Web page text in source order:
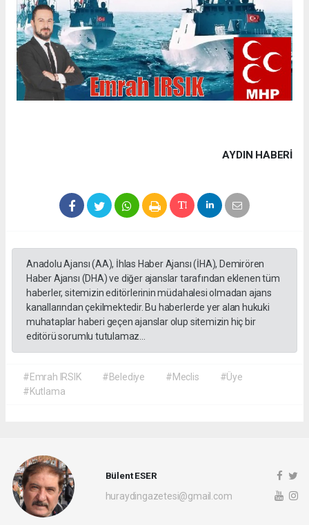
AYDIN HABERİ
Anadolu Ajansı (AA), İhlas Haber Ajansı (İHA), Demirören
Haber Ajansı (DHA) ve diğer ajanslar tarafından eklenen tüm
haberler, sitemizin editörlerinin müdahalesi olmadan ajans
kanallarından çekilmektedir. Bu haberlerde yer alan hukuki
muhataplar haberi geçen ajanslar olup sitemizin hiç bir
editörü sorumlu tutulamaz...
#Emrah IRSIK #Belediye #Meclis
#Üye
#Kutlama
Bülent ESER
huraydingazetesi@gmail.com